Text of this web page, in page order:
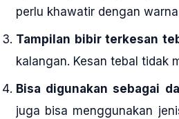
perlu khawatir dengan
Tampilan bibir terkesan
kalangan. Kesan tebal tidak
Bisa digunakan sebagai
juga bisa menggunakan